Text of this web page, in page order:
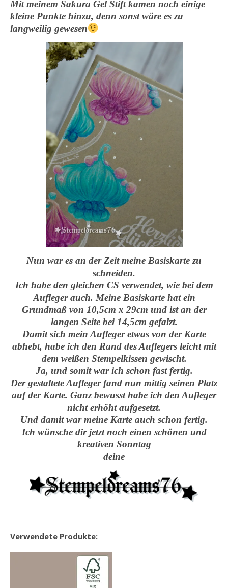
Mit meinem Sakura Gel Stift kamen noch einige
kleine Punkte hinzu, denn sonst wäre es zu
langweilig gewesen
Nun war es an der Zeit meine Basiskarte zu
schneiden.
Ich habe den gleichen CS verwendet, wie bei dem
Aufleger auch. Meine Basiskarte hat ein
Grundmaß von 10,5cm x 29cm und ist an der
langen Seite bei 14,5cm gefalzt.
Damit sich mein Aufleger etwas von der Karte
abhebt, habe ich den Rand des Auflegers leicht mit
dem weißen Stempelkissen gewischt.
Ja, und somit war ich schon fast fertig.
Der gestaltete Aufleger fand nun mittig seinen Platz
auf der Karte. Ganz bewusst habe ich den Aufleger
nicht erhöht aufgesetzt.
Und damit war meine Karte auch schon fertig.
Ich wünsche dir jetzt noch einen schönen und
kreativen Sonntag
deine
Verwendete Produkte: